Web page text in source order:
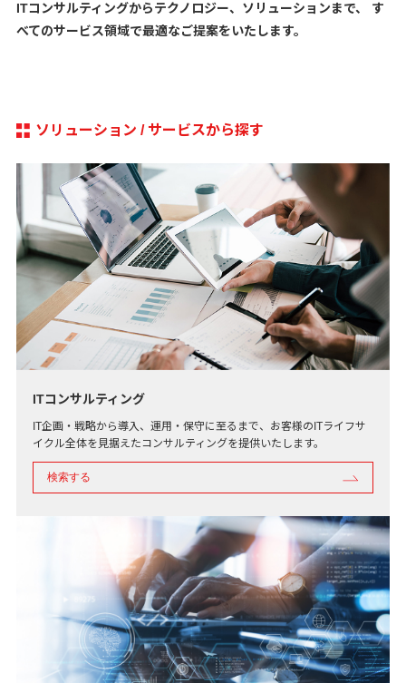
ITコンサルティングからテクノロジー、ソリューションまで、
す
べてのサービス領域で最適なご提案をいたします。
ソリューション / サービスから探す
ITコンサルティング
IT企画・戦略から導入、運用・保守に至るまで、お客様のITライフサ
イクル全体を見据えたコンサルティングを提供いたします。
検索する